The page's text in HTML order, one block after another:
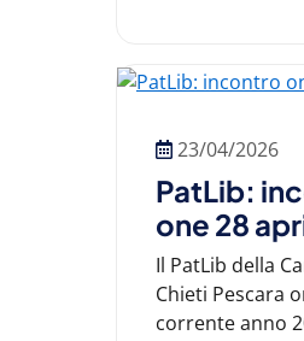
23/04/2026
PatLib:
one 28
Il PatLib della
Chieti Pescara
corrente anno